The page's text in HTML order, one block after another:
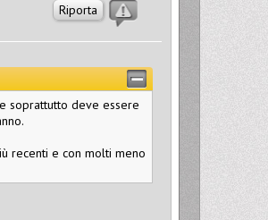
Riporta
soprattutto deve essere
recenti e con molti meno